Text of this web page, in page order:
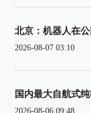
北京：机器人在
2026-08-07 03:10
国内最大自航式
2026-08-06 09:48